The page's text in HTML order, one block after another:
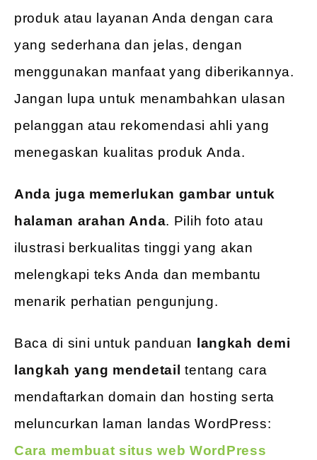
produk atau layanan Anda dengan cara
yang sederhana dan jelas, dengan
menggunakan manfaat yang diberikannya.
Jangan lupa untuk menambahkan ulasan
pelanggan atau rekomendasi ahli yang
menegaskan kualitas produk Anda.
Anda juga memerlukan gambar untuk
halaman arahan Anda. Pilih foto atau
ilustrasi berkualitas tinggi yang akan
melengkapi teks Anda dan membantu
menarik perhatian pengunjung.
Baca di sini untuk panduan
langkah demi
langkah yang mendetail
tentang cara
mendaftarkan domain dan hosting serta
meluncurkan laman landas WordPress:
Cara membuat situs web WordPress